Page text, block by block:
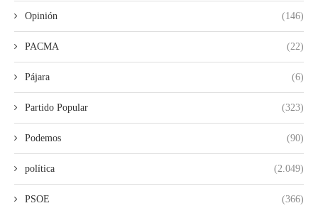
Opinión (146)
PACMA (22)
Pájara (6)
Partido Popular (323)
Podemos (90)
política (2.049)
PSOE (366)